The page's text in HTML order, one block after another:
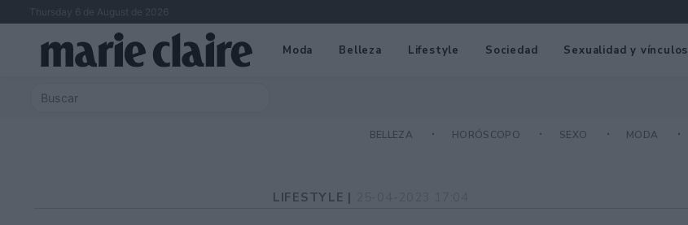
Thursday 6 de August de 2026
Moda Belleza Lifestyle Sociedad Sexualidad y vínculos
BELLEZA HORÓSCOPO SEXO MODA
LIFESTYLE |